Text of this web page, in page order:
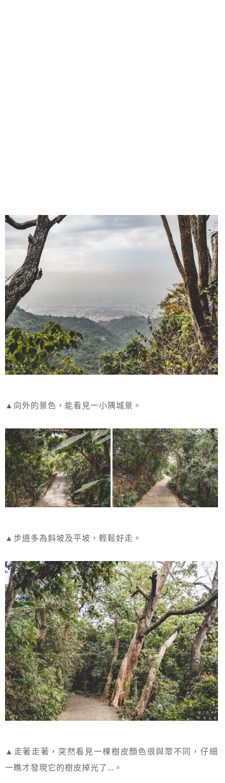
▲向外的景色，能看見一小隅城景。
▲步道多為斜坡及平坡，輕鬆好走。
▲走著走著，突然看見一棵樹皮顏色很與眾不同，仔細
一瞧才發現它的樹皮掉光了…。